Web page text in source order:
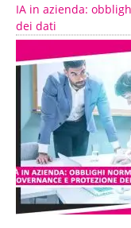
IA in azienda:
dei dati